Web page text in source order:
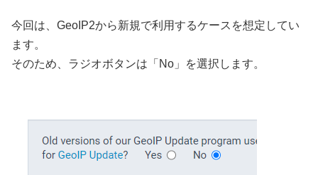
今回は、GeoIP2から新規で利用するケースを想定してい
ます。
そのため、ラジオボタンは「No」を選択します。